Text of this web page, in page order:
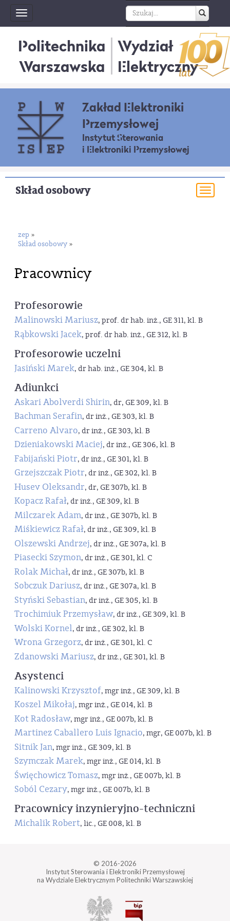
Toggle
navigation
Politechnika
Warszawska
Wydział
Elektryczny
Zakład Elektroniki
Przemysłowej
Instytut Sterowania
i Elektroniki Przemysłowej
Skład osobowy
zep »
Skład osobowy »
Pracownicy
Profesorowie
Malinowski Mariusz, prof. dr hab. inż., GE 311, kl. B
Rąbkowski Jacek, prof. dr hab. inż., GE 312, kl. B
Profesorowie uczelni
Jasiński Marek, dr hab. inż., GE 304, kl. B
Adiunkci
Askari Abolverdi Shirin, dr, GE 309, kl. B
Bachman Serafin, dr inż., GE 303, kl. B
Carreno Alvaro, dr inż., GE 303, kl. B
Dzieniakowski Maciej, dr inż., GE 306, kl. B
Fabijański Piotr, dr inż., GE 301, kl. B
Grzejszczak Piotr, dr inż., GE 302, kl. B
Husev Oleksandr, dr, GE 307b, kl. B
Kopacz Rafał, dr inż., GE 309, kl. B
Milczarek Adam, dr inż., GE 307b, kl. B
Miśkiewicz Rafał, dr inż., GE 309, kl. B
Olszewski Andrzej, dr inż., GE 307a, kl. B
Piasecki Szymon, dr inż., GE 301, kl. C
Rolak Michał, dr inż., GE 307b, kl. B
Sobczuk Dariusz, dr inż., GE 307a, kl. B
Styński Sebastian, dr inż., GE 305, kl. B
Trochimiuk Przemysław, dr inż., GE 309, kl. B
Wolski Kornel, dr inż., GE 302, kl. B
Wrona Grzegorz, dr inż., GE 301, kl. C
Zdanowski Mariusz, dr inż., GE 301, kl. B
Asystenci
Kalinowski Krzysztof, mgr inż., GE 309, kl. B
Koszel Mikołaj, mgr inż., GE 014, kl. B
Kot Radosław, mgr inż., GE 007b, kl. B
Martinez Caballero Luis Ignacio, mgr, GE 007b, kl. B
Sitnik Jan, mgr inż., GE 309, kl. B
Szymczak Marek, mgr inż., GE 014, kl. B
Święchowicz Tomasz, mgr inż., GE 007b, kl. B
Soból Cezary, mgr inż., GE 007b, kl. B
Pracownicy inzynieryjno-techniczni
Michalik Robert, lic., GE 008, kl. B
© 2016-2026
Instytut Sterowania i Elektroniki Przemysłowej
na Wydziale Elektrycznym Politechniki Warszawskiej